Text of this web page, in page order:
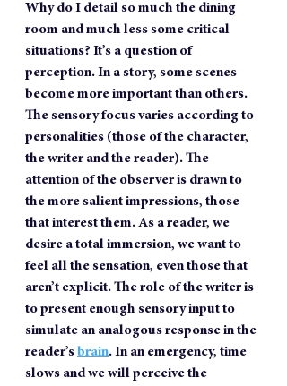
Why do I detail so much the dining
room and much less some critical
situations? It’s a question of
perception. In a story, some scenes
become more important than others.
The sensory focus varies according to
personalities (those of the character,
the writer and the reader). The
attention of the observer is drawn to
the more salient impressions, those
that interest them. As a reader, we
desire a total immersion, we want to
feel all the sensation, even those that
aren’t explicit. The role of the writer is
to present enough sensory input to
simulate an analogous response in the
reader’sbrain. In an emergency, time
slows and we will perceive the